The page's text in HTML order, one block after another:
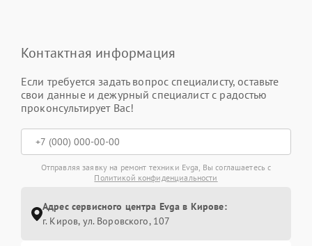
Контактная информация
Если требуется задать вопрос специалисту, оставьте
свои данные и дежурный специалист с радостью
проконсультирует Вас!
Отправляя заявку на ремонт техники Evga, Вы соглашаетесь с
Политикой конфиденциальности
Адрес сервисного центра Evga в Кирове:
г. Киров, ул. Воровского, 107